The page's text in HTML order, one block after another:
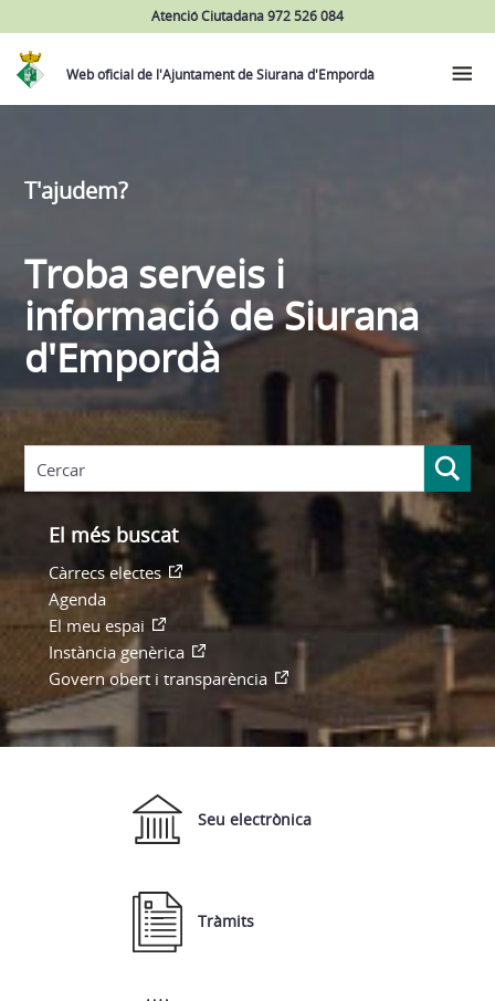
Atenció Ciutadana 972 526 084
Web oficial de l'Ajuntament de Siurana d'Empordà
T'ajudem?
Troba serveis i
informació de Siurana
d'Empordà
El més buscat
Càrrecs electes
Agenda
El meu espai
Instància genèrica
Govern obert i transparència
Seu electrònica
Tràmits